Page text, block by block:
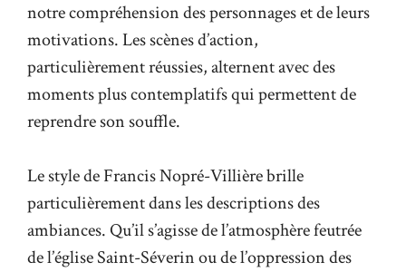
notre compréhension des personnages et de leurs
motivations. Les scènes d’action,
particulièrement réussies, alternent avec des
moments plus contemplatifs qui permettent de
reprendre son souffle.
Le style de Francis Nopré-Villière brille
particulièrement dans les descriptions des
ambiances. Qu’il s’agisse de l’atmosphère feutrée
de l’église Saint-Séverin ou de l’oppression des